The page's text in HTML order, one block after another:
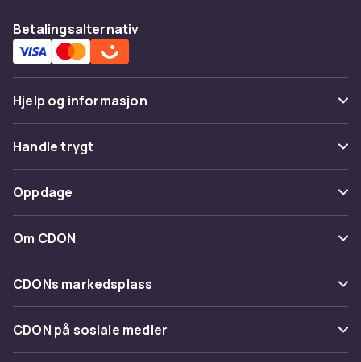
Betalingsalternativ
Hjelp og informasjon
Vanlige spørsmål
Spor pakke
Angre & returner her
Kontakt oss
Handle trygt
Betaling
Levering
Tilbakekallinger
Oppdage
Kategorier
Varemerker
Om CDON
Om oss
Kundeanmeldelser
Jobbe på CDON
CDONs markedsplass
Merchant Help Center
CDON på sosiale medier